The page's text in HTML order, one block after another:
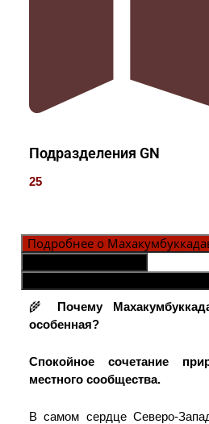
Подразделения GN
25
Подробнее о
🌾 Почему
особенная?
Спокойное сочетание
местного сообщества.
В самом сердце Северо-